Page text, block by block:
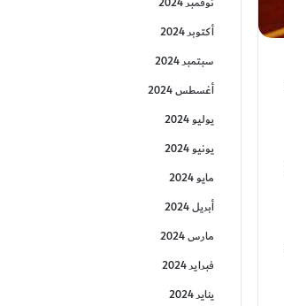
أكتوبر 2024
سبتمبر 2024
أغسطس 2024
يوليو 2024
يونيو 2024
مايو 2024
أبريل 2024
مارس 2024
فبراير 2024
يناير 2024